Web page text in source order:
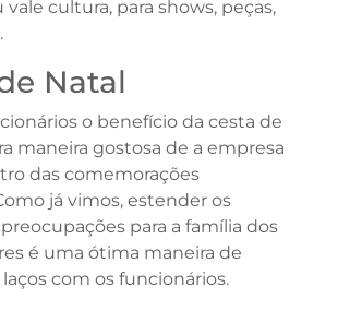
vale cultura, para shows, peças,
Natal
o benefício da cesta de
maneira gostosa de a empresa
das comemorações
já vimos, estender os
para a família dos
é uma ótima maneira de
com os funcionários.